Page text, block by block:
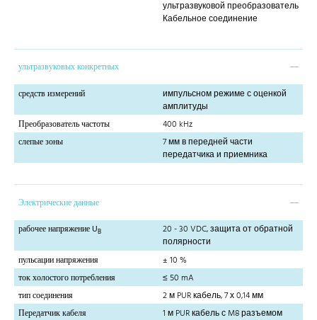
ультразвуковой преобразователь
Кабельное соединение
ультразвуковых конкретных
средств измерений
импульсном режиме с оценкой
амплитуды
Преобразователь частоты
400 kHz
слепые зоны
7 мм в передней части
передатчика и приемника
Электрические данные
рабочее напряжение UB
20 - 30 VDC, защита от обратной
полярности
пульсации напряжения
± 10 %
ток холостого потребления
≤ 50 mA
тип соединения
2 м PUR кабель, 7 х 0,14 мм
Передатчик кабеля
1 м PUR кабель с M8 разъемом